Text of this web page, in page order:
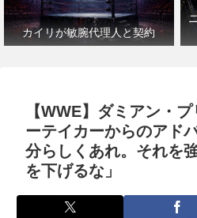
カイリが敏腕代理人と契約
【WWE】ダミアン・
ーテイカーからのアド
分らしくあれ。それを
を下げるな」